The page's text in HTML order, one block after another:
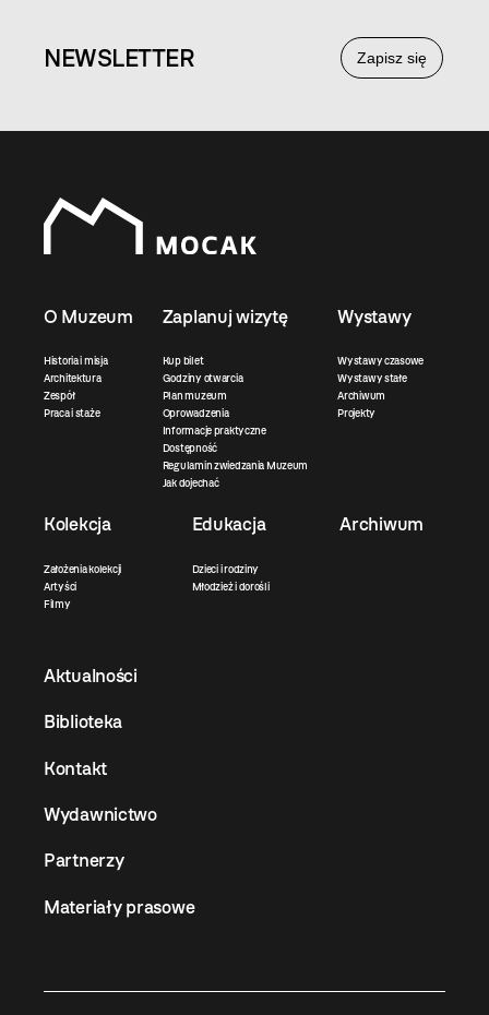
Zapisz się
NEWSLETTER
O Muzeum
Historia i misja
Architektura
Zespół
Praca i staże
Zaplanuj wizytę
Kup bilet
Godziny otwarcia
Plan muzeum
Oprowadzenia
Informacje praktyczne
Dostępność
Regulamin zwiedzania Muzeum
Jak dojechać
Wystawy
Wystawy czasowe
Wystawy stałe
Archiwum
Projekty
Kolekcja
Założenia kolekcji
Artyści
Filmy
Edukacja
Dzieci i rodziny
Młodzież i dorośli
Archiwum
Aktualności
Biblioteka
Kontakt
Wydawnictwo
Partnerzy
Materiały prasowe